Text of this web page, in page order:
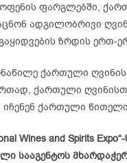
ფარგლებში,
ადგილობრივი
ზრდის ერთ-
ქართული
ქართული
იჩენენ ქართული
Wines and Spirits
სააგენტოს